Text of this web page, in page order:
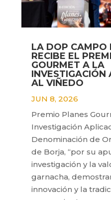
LA DOP CAMPO
RECIBE EL
GOURMET A LA
INVESTIGACIÓN
AL VIÑEDO
JUN 8, 2026
Premio Planes
Investigación
Denominación de
de Borja, “por su
investigación y la
garnacha,
innovación y la